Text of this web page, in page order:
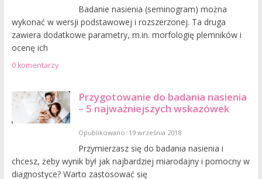
Badanie nasienia (seminogram) można
wykonać w wersji podstawowej i rozszerzonej. Ta druga
zawiera dodatkowe parametry, m.in. morfologię plemników i
ocenę ich
0 komentarzy
Przygotowanie do badania nasienia
– 5 najważniejszych wskazówek
Opublikowano: 19 września 2018
Przymierzasz się do badania nasienia i
chcesz, żeby wynik był jak najbardziej miarodajny i pomocny w
diagnostyce? Warto zastosować się